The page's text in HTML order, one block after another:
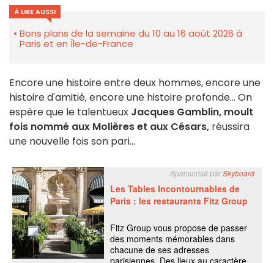
À LIRE AUSSI
Bons plans de la semaine du 10 au 16 août 2026 à
Paris et en Île-de-France
Encore une histoire entre deux hommes, encore une
histoire d'amitié, encore une histoire profonde... On
espère que le talentueux Jacques Gamblin, moult
fois nommé aux Molières et aux Césars, réussira
une nouvelle fois son pari...